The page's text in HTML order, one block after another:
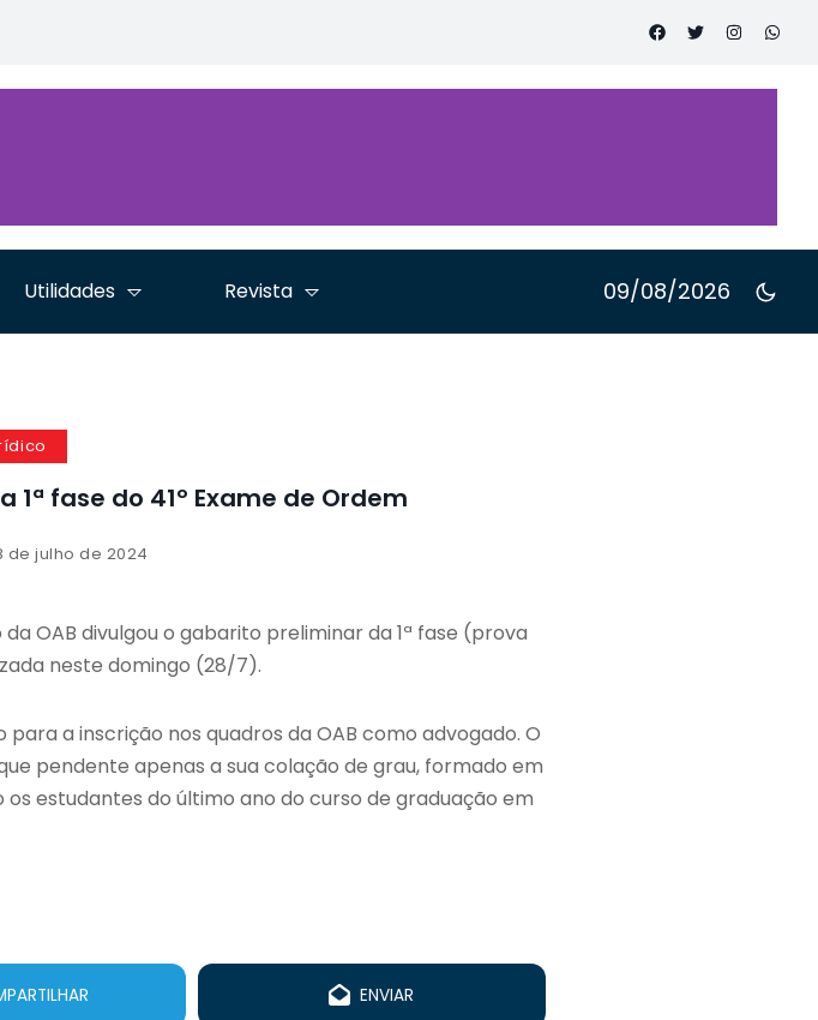
Utilidades Revista 09/08/2026
fase do 41º Exame de Ordem
de julho de 2024
OAB divulgou o gabarito preliminar da 1ª fase (prova
neste domingo (28/7).
a inscrição nos quadros da OAB como advogado. O
pendente apenas a sua colação de grau, formado em
estudantes do último ano do curso de graduação em
ENVIAR